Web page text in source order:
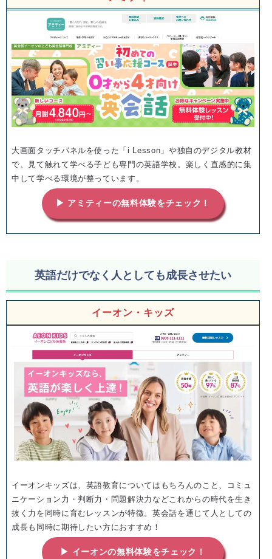
大画面タッチパネルを使った「i Lesson」や独自のデジタル教材
で、見て触れて学べる子ども専門の英語学校。楽しく直感的に集
中して学べる環境が整っています。
▶ アミティーの無料体験をチェック！
英語だけでなく人としても成長させたい
イーオン・キッズ
イーオンキッズは、英語教育についてはもちろんのこと、コミュ
ニケーション力・判断力・問題解決力などこれからの時代を生き
抜く力を同時に育むレッスンが特徴。英会話を通じて人としての
成長も同時に期待したい方におすすめ！
▶ イーオンの無料体験をチェック！